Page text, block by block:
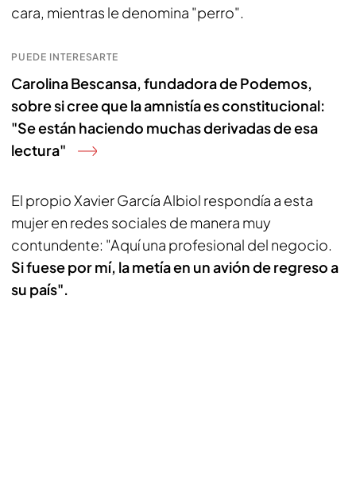
cara, mientras le denomina "perro".
PUEDE INTERESARTE
Carolina Bescansa, fundadora de Podemos,
sobre si cree que la amnistía es constitucional:
"Se están haciendo muchas derivadas de esa
lectura"
El propio Xavier García Albiol respondía a esta
mujer en redes sociales de manera muy
contundente: "Aquí una profesional del negocio.
Si fuese por mí, la metía en un avión de regreso a
su país".